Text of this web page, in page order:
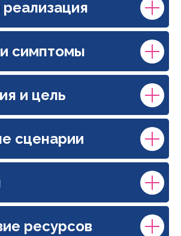
симптомы
и цель
сценарии
ресурсов